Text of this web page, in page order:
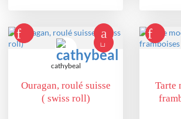
cathybeal
Ouragan, roulé suisse
( swiss roll)
Tarte